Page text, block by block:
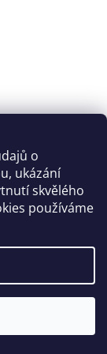
o
ukázání
skvělého
používáme
práva